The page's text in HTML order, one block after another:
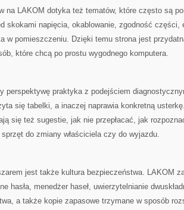
na LAKOM dotyka też tematów, które często są
skokami napięcia, okablowanie, zgodność części,
w pomieszczeniu. Dzięki temu strona jest
które chcą po prostu wygodnego komputera.
perspektywę praktyka z podejściem
się tabelki, a inaczej naprawia konkretną
się też sugestie, jak nie przepłacać, jak
do zmiany właściciela czy do wyjazdu.
jest także kultura bezpieczeństwa. LAKOM
hasła, menedżer haseł, uwierzytelnianie
a także kopie zapasowe trzymane w sposób